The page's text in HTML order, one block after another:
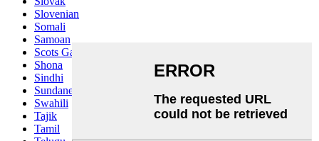
Slovenian
Somali
Samoan
Scots Gaelic
Shona
Sindhi
Sundanese
Swahili
Tajik
Tamil